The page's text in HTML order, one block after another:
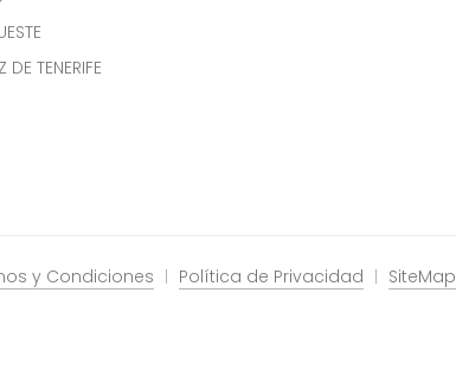
DE TENERIFE
y Condiciones Política de Privacidad SiteMap